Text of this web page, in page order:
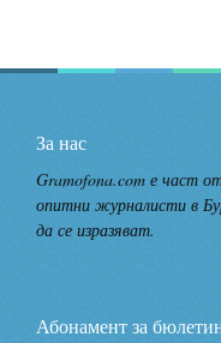
2023-05-27 12:47:26
Гласувам за Вида Георгиева
2023-05-27 12:38:10
За нас
Gramofona.com е част
опитни журналисти в
да се изразяват.
Абонамент за